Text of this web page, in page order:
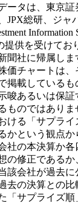
ータは、東京証
JPX総研、ジャ
Information
提供を受けてお
聞社に帰属しま
価チャートは
掲載している
唆あるいは保証
ものではありま
ける「サプラ
かという観点
社の本決算か
の修正である
該会社が過去
去の決算との
「サプライズ